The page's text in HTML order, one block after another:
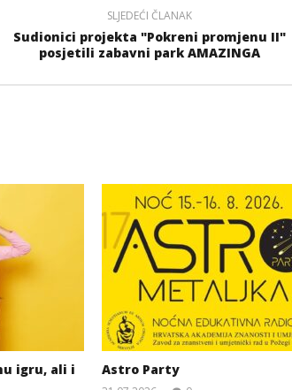
SLJEDEĆI ČLANAK
Sudionici projekta "Pokreni promjenu II"
posjetili zabavni park AMAZINGA
igru, ali i
Astro Party